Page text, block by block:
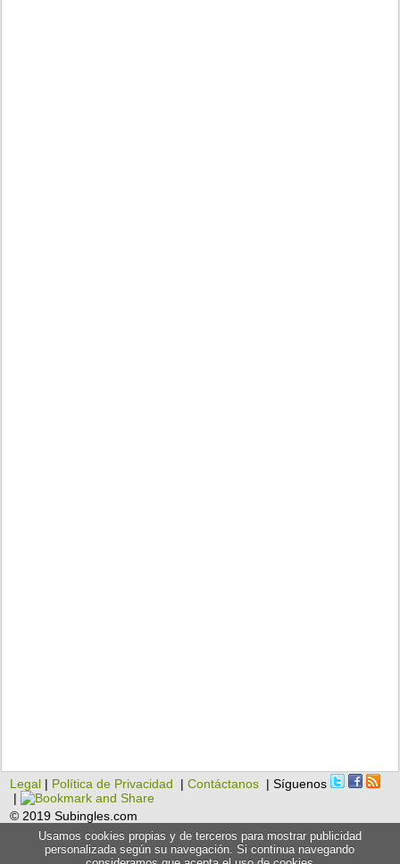
Legal | Política de Privacidad |Contáctanos | Síguenos
|
© 2019 Subingles.com
Usamos cookies propias y de terceros para mostrar publicidad
personalizada según su navegación. Si continua navegando